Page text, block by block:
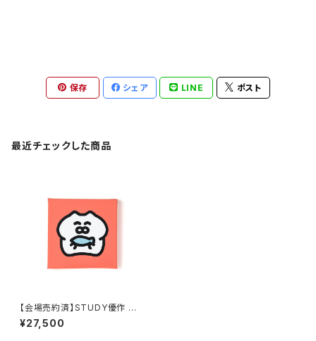
保存 シェア LINE ポスト
最近チェックした商品
【会場売約済】STUDY優作 原
画27 「F（フィッシュ）」
¥27,500